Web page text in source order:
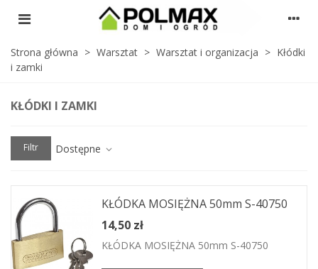
Strona główna > Warsztat > Warsztat i organizacja > Kłódki
i zamki
KŁÓDKI I ZAMKI
Filtr Dostępne
KŁÓDKA MOSIĘŻNA 50mm S-40750
14,50 zł
KŁÓDKA MOSIĘŻNA 50mm S-40750